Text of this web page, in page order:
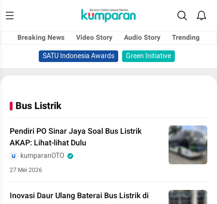
Breaking News Video Story Audio Story
Trending
SATU Indonesia Awards
Green Initiative
Bus Listrik
Pendiri PO Sinar Jaya Soal Bus Listrik
AKAP: Lihat-lihat Dulu
kumparanOTO
27 Mei 2026
Inovasi Daur Ulang Baterai Bus Listrik di